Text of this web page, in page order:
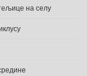
на селу